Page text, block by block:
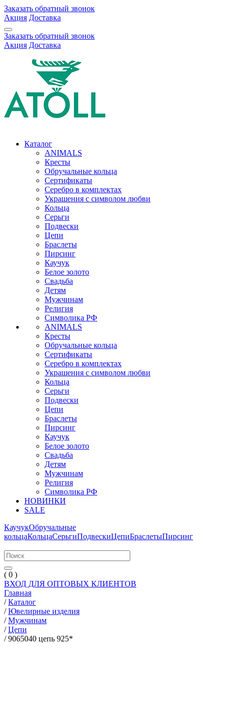
Заказать обратный звонок
Акция Доставка
Заказать обратный звонок
Акция Доставка
Каталог
ANIMALS
Кресты
Обручальные кольца
Сертификаты
Серебро в комплектах
Украшения с символом любви
Кольца
Серьги
Подвески
Цепи
Браслеты
Пирсинг
Каучук
Белое золото
Свадьба
Детям
Мужчинам
Религия
Символика РФ
ANIMALS
Кресты
Обручальные кольца
Сертификаты
Серебро в комплектах
Украшения с символом любви
Кольца
Серьги
Подвески
Цепи
Браслеты
Пирсинг
Каучук
Белое золото
Свадьба
Детям
Мужчинам
Религия
Символика РФ
НОВИНКИ
SALE
КаучукОбручальные
кольцаКольцаСерьгиПодвескиЦепиБраслетыПирсинг
( 0 )
ВХОД ДЛЯ ОПТОВЫХ КЛИЕНТОВ
Главная
/ Каталог
/ Ювелирные изделия
/ Мужчинам
/ Цепи
/ 9065040 цепь 925*